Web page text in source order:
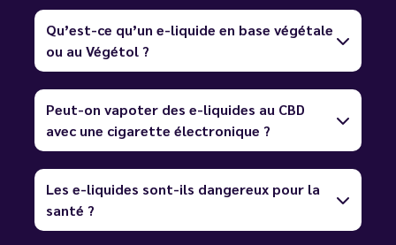
Qu’est-ce qu’un e-liquide en base végétale
ou au Végétol ?
Peut-on vapoter des e-liquides au CBD
avec une cigarette électronique ?
Les e-liquides sont-ils dangereux pour la
santé ?